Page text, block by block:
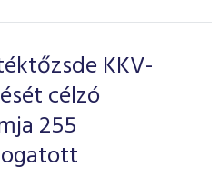
KKV-
célzó
255